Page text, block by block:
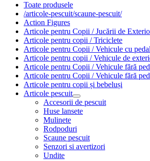
Toate produsele
/articole-pescuit/scaune-pescuit/
Action Figures
Articole pentru Copii / Jucării de
Articole pentru copii / Triciclete
Articole pentru Copii / Vehicule cu
Articole pentru copii / Vehicule de
Articole pentru Copii / Vehicule fără
Articole pentru Copii / Vehicule fără
Articole pentru copii și bebeluși
Articole pescuit
Accesorii de pescuit
Huse lansete
Mulinete
Rodpoduri
Scaune pescuit
Senzori si avertizori
Undite